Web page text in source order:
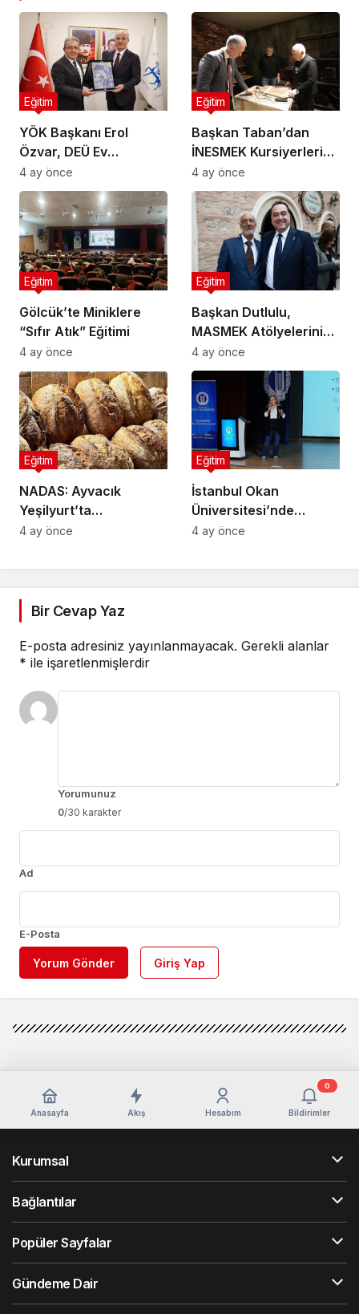
YÖK Başkanı Erol
Özvar, DEÜ Ev
Sahipliğinde Ege
Bölgesi Rektörleri ile
Buluştu
Eğitim
4 ay önce
Başkan Taban’dan
İNESMEK Kursiyerlerine
Ziyaret
Eğitim
4 ay önce
Gölcük’te Miniklere
“Sıfır Atık” Eğitimi
Eğitim
4 ay önce
Başkan Dutlulu,
MASMEK Atölyelerini
Ziyaret Etti
Eğitim
4 ay önce
NADAS: Ayvacık
Yeşilyurt’ta
Sürdürülebilir Turizm,
Eğitim
4 ay önce
İstanbul Okan
Üniversitesi’nde
Rehberlik Semineri:
Eğitim
4 ay önce
Bir Cevap Yaz
E-posta adresiniz yayınlanmayacak. Gerekli alanlar
* ile işaretlenmişlerdir
Yorumunuz
0/30 karakter
Ad
E-Posta
Yorum Gönder Giriş Yap
Anasayfa Akış Hesabım Bildirimler
0
Kurumsal
Bağlantılar
Popüler Sayfalar
Gündeme Dair